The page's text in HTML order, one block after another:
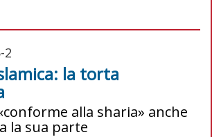
2
la torta
alla sharia» anche
la sua parte